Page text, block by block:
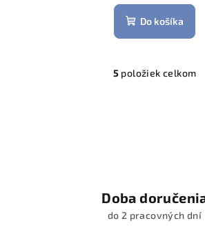
Do košíka
O
e
p
5 položiek celkom
Doba
do 2 pracovných dní